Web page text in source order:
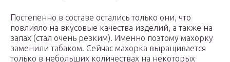
Постепенно в составе остались только они, что
повлияло на вкусовые качества изделий, а также на
запах (стал очень резким). Именно поэтому махорку
заменили табаком. Сейчас махорка выращивается
только в небольших количествах на некоторых